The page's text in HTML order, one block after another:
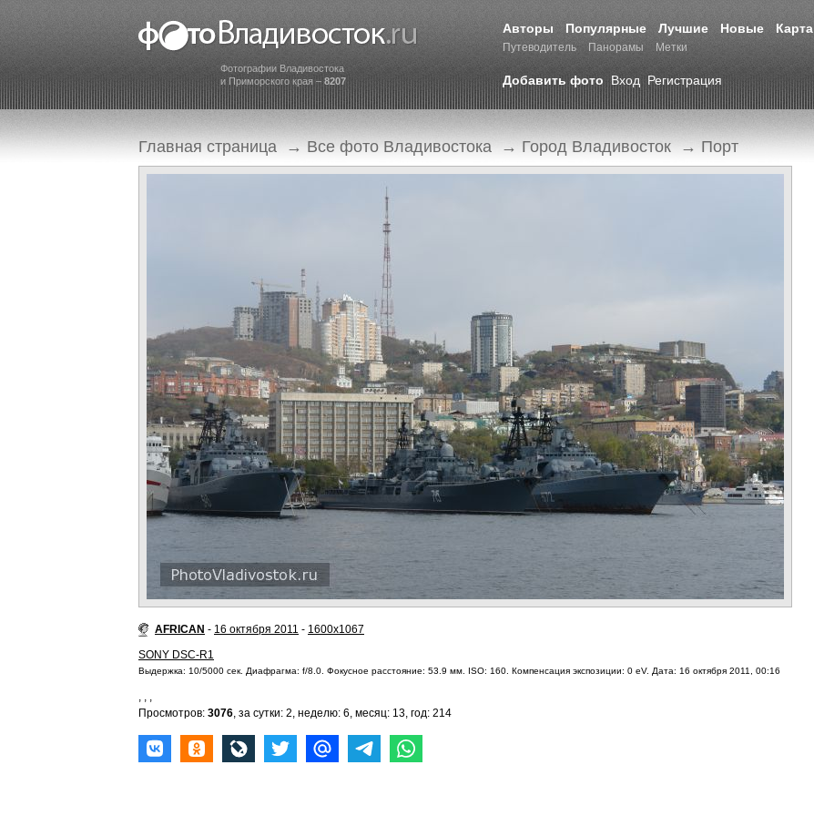
Фотографии Владивостока
и Приморского края – 8207
Авторы Популярные Лучшие Новые Карта
Путеводитель Панорамы Метки
Добавить фото Вход Регистрация
Главная страница → Все фото Владивостока → Город Владивосток → Порт
AFRICAN - 16 октября 2011 - 1600x1067
SONY DSC-R1
Выдержка: 10/5000 сек. Диафрагма: f/8.0. Фокусное расстояние: 53.9 мм. ISO: 160. Компенсация экспозиции: 0 eV. Дата: 16 октября 2011, 00:16
, , ,
Просмотров: 3076, за сутки: 2, неделю: 6, месяц: 13, год: 214